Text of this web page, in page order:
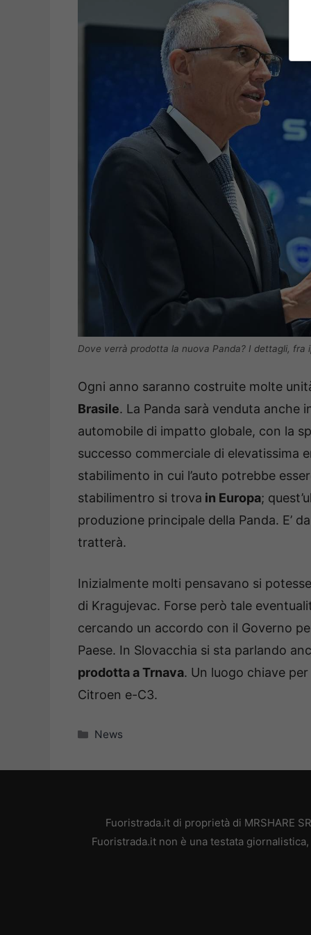
Dove verrà prodotta la nuova Panda? I dettagli,
Ogni anno saranno costruite molte
Brasile. La Panda sarà venduta anche
automobile di impatto globale, con la
successo commerciale di elevatissima
stabilimento in cui l’auto potrebbe
stabilimentro si trova in Europa;
produzione principale della Panda. E’
tratterà.
Inizialmente molti pensavano si
di Kragujevac. Forse però tale
cercando un accordo con il Governo
Paese. In Slovacchia si sta parlando
prodotta a Trnava. Un luogo chiave
Citroen e-C3.
Categorie
News
Fuoristrada.it di proprietà di MRSHARE
Fuoristrada.it non è una testata